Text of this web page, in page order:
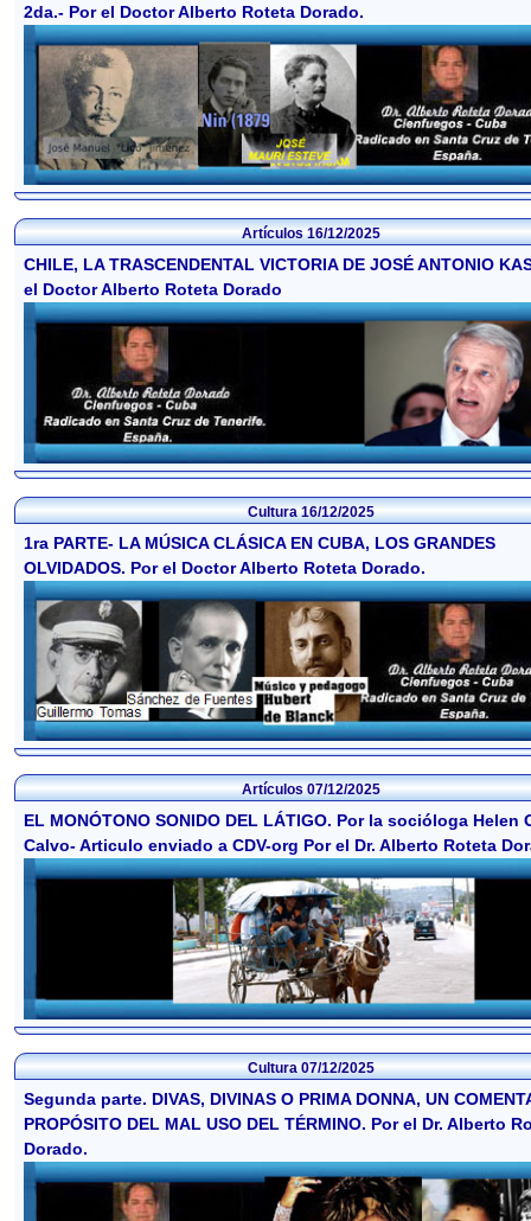
2da.- Por el Doctor Alberto Roteta Dorado.
Artículos16/12/2025
CHILE, LA TRASCENDENTAL VICTORIA DE JOSÉ ANTONIO
el Doctor Alberto Roteta Dorado
Cultura16/12/2025
1ra PARTE- LA MÚSICA CLÁSICA EN CUBA, LOS GRANDES
OLVIDADOS. Por el Doctor Alberto Roteta Dorado.
Artículos07/12/2025
EL MONÓTONO SONIDO DEL LÁTIGO. Por la socióloga Helen
Calvo- Articulo enviado a CDV-org Por el Dr. Alberto Roteta
Cultura07/12/2025
Segunda parte. DIVAS, DIVINAS O PRIMA DONNA, UN
PROPÓSITO DEL MAL USO DEL TÉRMINO. Por el Dr. Alberto
Dorado.